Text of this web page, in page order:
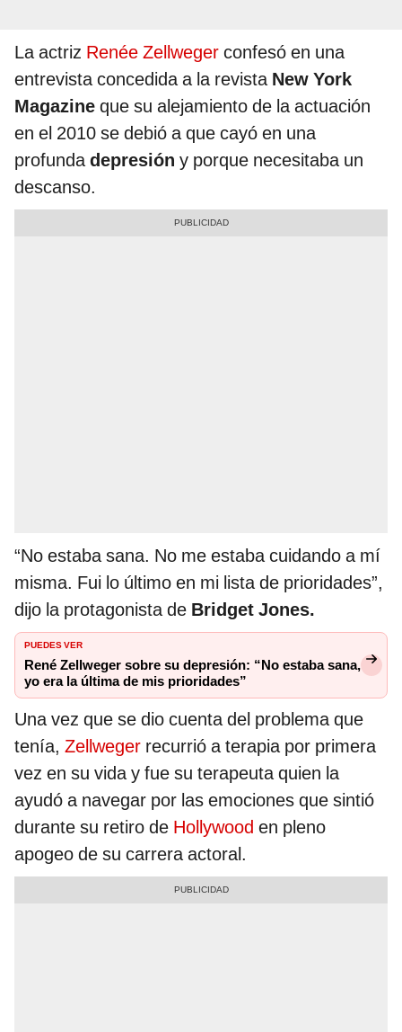
La actriz Renée Zellweger confesó en una
entrevista concedida a la revistaNew York
Magazine que su alejamiento de la actuación
en el 2010 se debió a que cayó en una
profundadepresión y porque necesitaba un
descanso.
“No estaba sana. No me estaba cuidando a mí
misma. Fui lo último en mi lista de prioridades”,
dijo la protagonista de Bridget Jones.
PUEDES VER
René Zellweger sobre su depresión: “No estaba sana,
yo era la última de mis prioridades”
Una vez que se dio cuenta del problema que
tenía, Zellweger recurrió a terapia por primera
vez en su vida y fue su terapeuta quien la
ayudó a navegar por las emociones que sintió
durante su retiro de Hollywood en pleno
apogeo de su carrera actoral.